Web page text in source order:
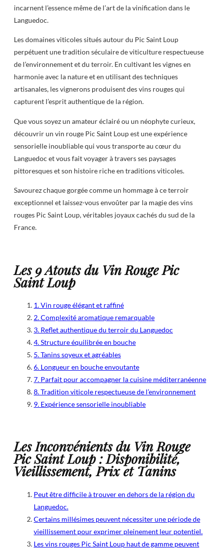
incarnent l’essence même de l’art de la vinification dans le
Languedoc.
Les domaines viticoles situés autour du Pic Saint Loup
perpétuent une tradition séculaire de viticulture respectueuse
de l’environnement et du terroir. En cultivant les vignes en
harmonie avec la nature et en utilisant des techniques
artisanales, les vignerons produisent des vins rouges qui
capturent l’esprit authentique de la région.
Que vous soyez un amateur éclairé ou un néophyte curieux,
découvrir un vin rouge Pic Saint Loup est une expérience
sensorielle inoubliable qui vous transporte au cœur du
Languedoc et vous fait voyager à travers ses paysages
pittoresques et son histoire riche en traditions viticoles.
Savourez chaque gorgée comme un hommage à ce terroir
exceptionnel et laissez-vous envoûter par la magie des vins
rouges Pic Saint Loup, véritables joyaux cachés du sud de la
France.
Les 9 Atouts du Vin Rouge Pic
Saint Loup
1. Vin rouge élégant et raffiné
2. Complexité aromatique remarquable
3. Reflet authentique du terroir du Languedoc
4. Structure équilibrée en bouche
5. Tanins soyeux et agréables
6. Longueur en bouche envoutante
7. Parfait pour accompagner la cuisine méditerranéenne
8. Tradition viticole respectueuse de l’environnement
9. Expérience sensorielle inoubliable
Les Inconvénients du Vin Rouge
Pic Saint Loup : Disponibilité,
Vieillissement, Prix et Tanins
Peut être difficile à trouver en dehors de la région du
Languedoc.
Certains millésimes peuvent nécessiter une période de
vieillissement pour exprimer pleinement leur potentiel.
Les vins rouges Pic Saint Loup haut de gamme peuvent